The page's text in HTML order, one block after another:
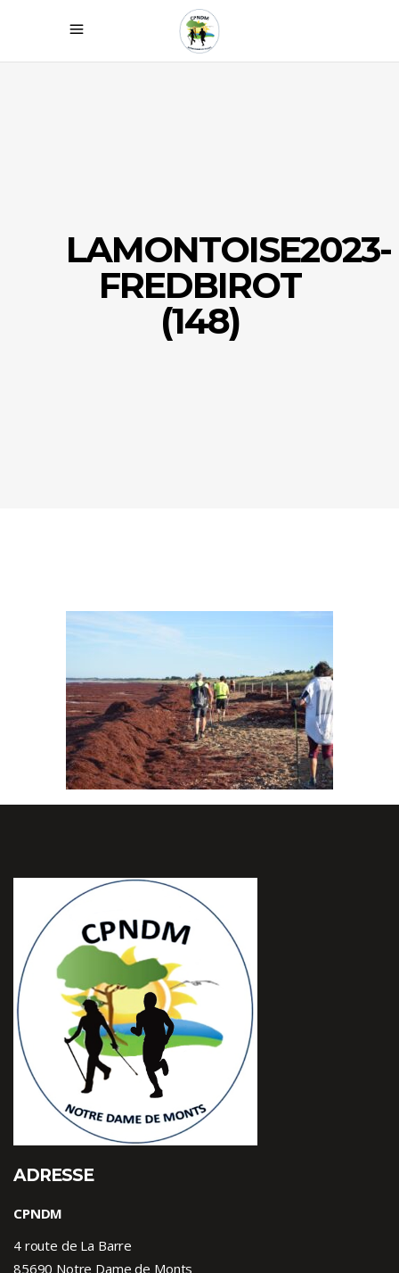
LAMONTOISE2023-
FREDBIROT
(148)
ADRESSE
CPNDM
4 route de La Barre
85690 Notre Dame de Monts